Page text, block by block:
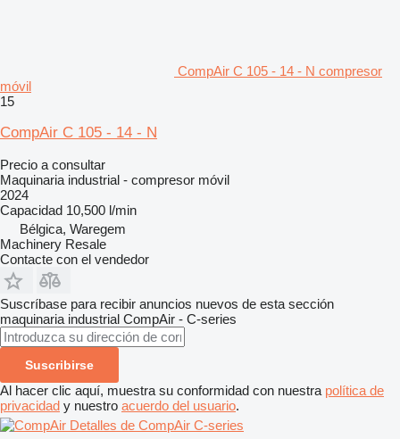
CompAir C 105 - 14 - N compresor
móvil
15
CompAir C 105 - 14 - N
Precio a consultar
Maquinaria industrial - compresor móvil
2024
Capacidad 10,500 l/min
Bélgica, Waregem
Machinery Resale
Contacte con el vendedor
Suscríbase para recibir anuncios nuevos de esta sección
maquinaria industrial CompAir - C-series
Suscribirse
Al hacer clic aquí, muestra su conformidad con nuestra política de
privacidad y nuestro acuerdo del usuario.
Detalles de CompAir C-series